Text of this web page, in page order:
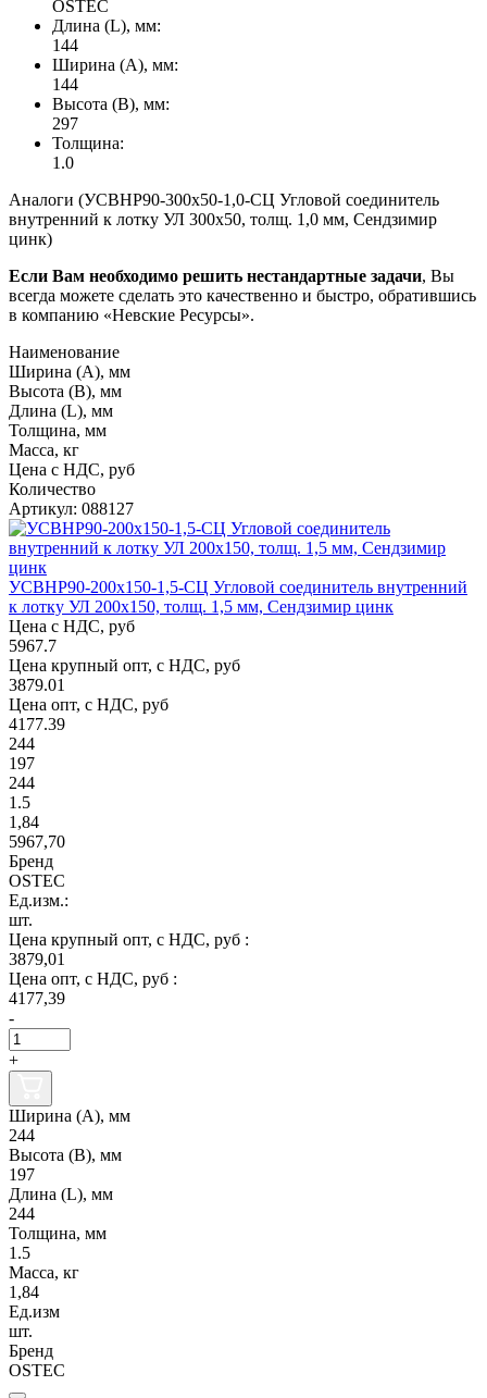
OSTEC
Длина (L), мм:
144
Ширина (А), мм:
144
Высота (В), мм:
297
Толщина:
1.0
Аналоги (УСВНР90-300х50-1,0-СЦ Угловой соединитель
внутренний к лотку УЛ 300х50, толщ. 1,0 мм, Сендзимир
цинк)
Если Вам необходимо решить нестандартные задачи, Вы
всегда можете сделать это качественно и быстро, обратившись
в компанию «Невские Ресурсы».
Наименование
Ширина (А), мм
Высота (В), мм
Длина (L), мм
Толщина, мм
Масса, кг
Цена с НДС, руб
Количество
Артикул: 088127
УСВНР90-200х150-1,5-СЦ Угловой соединитель внутренний
к лотку УЛ 200х150, толщ. 1,5 мм, Сендзимир цинк
Цена с НДС, руб
5967.7
Цена крупный опт, с НДС, руб
3879.01
Цена опт, с НДС, руб
4177.39
244
197
244
1.5
1,84
5967,70
Бренд
OSTEC
Ед.изм.:
шт.
Цена крупный опт, с НДС, руб :
3879,01
Цена опт, с НДС, руб :
4177,39
-
+
Ширина (А), мм
244
Высота (В), мм
197
Длина (L), мм
244
Толщина, мм
1.5
Масса, кг
1,84
Ед.изм
шт.
Бренд
OSTEC